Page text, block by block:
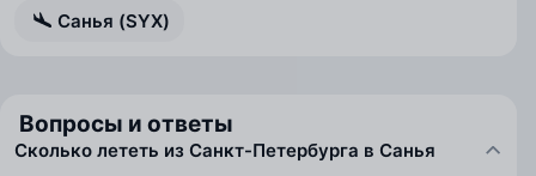
Санья (SYX)
Вопросы и ответы
Сколько лететь из Санкт-Петербурга в Санья